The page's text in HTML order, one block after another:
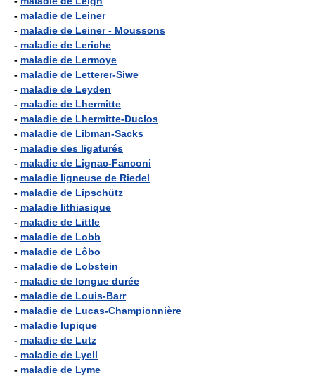
- maladie de Leiner
- maladie de Leiner - Moussons
- maladie de Leriche
- maladie de Lermoye
- maladie de Letterer-Siwe
- maladie de Leyden
- maladie de Lhermitte
- maladie de Lhermitte-Duclos
- maladie de Libman-Sacks
- maladie des ligaturés
- maladie de Lignac-Fanconi
- maladie ligneuse de Riedel
- maladie de Lipschütz
- maladie lithiasique
- maladie de Little
- maladie de Lobb
- maladie de Lôbo
- maladie de Lobstein
- maladie de longue durée
- maladie de Louis-Barr
- maladie de Lucas-Championnière
- maladie lupique
- maladie de Lutz
- maladie de Lyell
- maladie de Lyme